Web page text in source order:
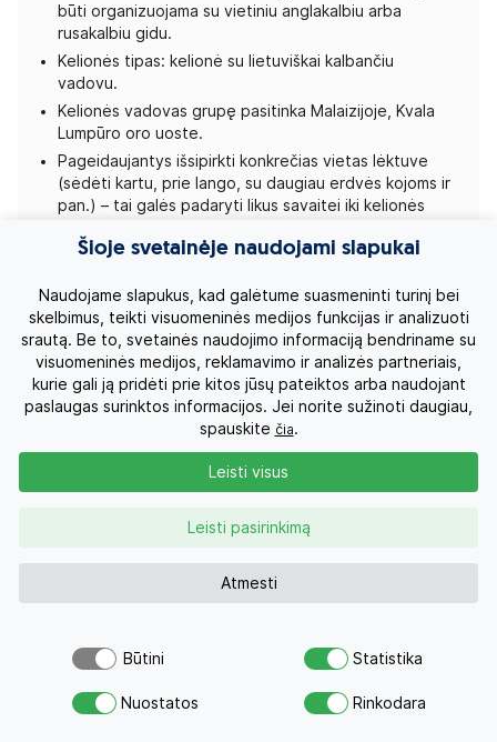
būti organizuojama su vietiniu anglakalbiu arba
rusakalbiu gidu.
Kelionės tipas: kelionė su lietuviškai kalbančiu
vadovu.
Kelionės vadovas grupę pasitinka Malaizijoje, Kvala
Lumpūro oro uoste.
Pageidaujantys išsipirkti konkrečias vietas lėktuve
(sėdėti kartu, prie lango, su daugiau erdvės kojoms ir
pan.) – tai galės padaryti likus savaitei iki kelionės
Apgyvendinimo variantai
Viešbutis poilsio metu
BERJAYA RESORT 5* »
Džiunglėse išdėlioti nameliai, privatus paplūdimys ir
nuošali vieta daro šį viešbutį tobulu pasirinkimu poilsiui
gamtos apsuptyje.
Rainforest Chalet (32 kv. m)
Premier Chalet Sea View (56 kv. m)
Savo svajonių atostogoms
Šioje svetainėje naudojami slapukai
Naudojame slapukus, kad galėtume suasmeninti turinį bei
skelbimus, teikti visuomeninės medijos funkcijas ir analizuoti
srautą. Be to, svetainės naudojimo informaciją bendriname su
visuomeninės medijos, reklamavimo ir analizės partneriais,
kurie gali ją pridėti prie kitos jūsų pateiktos arba naudojant
paslaugas surinktos informacijos. Jei norite sužinoti daugiau,
spauskite čia.
Atmesti
Leisti pasirinkimą
Leisti visus
Būtini Statistika
Nuostatos Rinkodara